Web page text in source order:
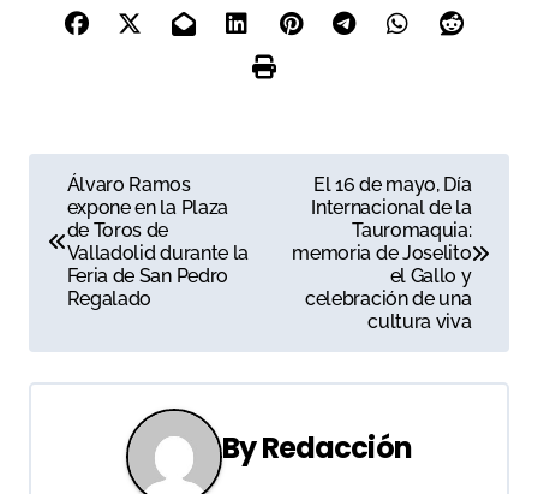
a
g
Álvaro Ramos
expone en la Plaza
de Toros de
Valladolid durante la
Feria de San Pedro
Regalado
El 16 de mayo, Día
Internacional de la
Tauromaquia:
memoria de Joselito
el Gallo y
celebración de una
cultura viva
ByRedacción